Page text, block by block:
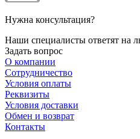
Нужна консультация?
Наши специалисты ответят на
Задать вопрос
О компании
Сотрудничество
Условия оплаты
Реквизиты
Условия доставки
Обмен и возврат
Контакты